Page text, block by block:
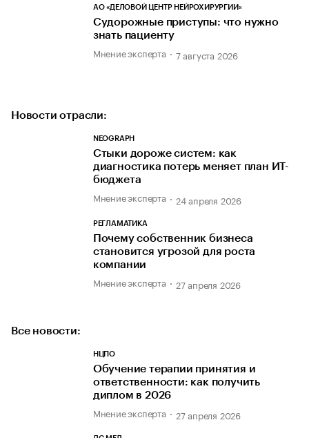
АО «ДЕЛОВОЙ ЦЕНТР НЕЙРОХИРУРГИИ»
Судорожные приступы: что нужно
знать пациенту
Мнение эксперта 7 августа 2026
Новости отрасли:
NEOGRAPH
Стыки дороже систем: как
диагностика потерь меняет план ИТ-
бюджета
Мнение эксперта 24 апреля 2026
РЕГЛАМАТИКА
Почему собственник бизнеса
становится угрозой для роста
компании
Мнение эксперта 27 апреля 2026
Все новости:
НЦПО
Обучение терапии принятия и
ответственности: как получить
диплом в 2026
Мнение эксперта 27 апреля 2026